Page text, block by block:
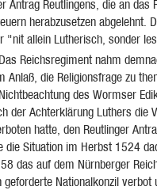
Antrag Reutlingens, die an das
herabzusetzen abgelehnt.
"nit allein Lutherisch, sonder
Das Reichsregiment nahm
Anlaß, die Religionsfrage zu
des Wormser
der Achterklärung Luthers die
hatte, den Reutlinger
die Situation im Herbst 1524
das auf dem Nürnberger
geforderte Nationalkonzil verbot